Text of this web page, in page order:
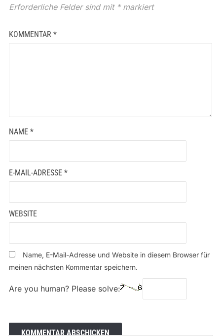
Erforderliche Felder sind mit *markiert
KOMMENTAR *
NAME *
E-MAIL-ADRESSE *
WEBSITE
Name, E-Mail-Adresse und Website in diesem Browser für
meinen nächsten Kommentar speichern.
Are you human? Please solve: